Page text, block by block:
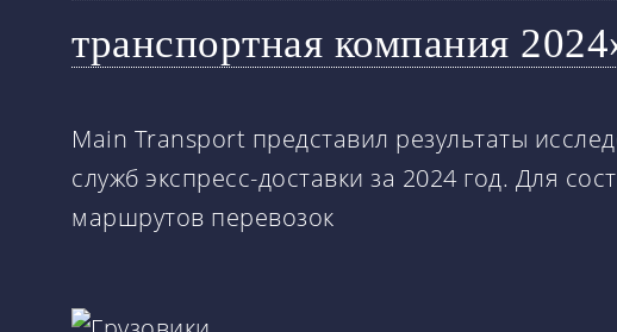
транспортная компания
Main Transport представил результаты
служб экспресс-доставки за 2024 год. Для
маршрутов перевозок